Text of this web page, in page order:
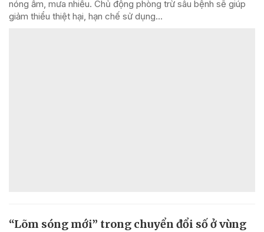
nóng ẩm, mưa nhiều. Chủ động phòng trừ sâu bệnh sẽ giúp
giảm thiểu thiệt hại, hạn chế sử dụng...
“Lõm sóng mới” trong chuyển đổi số ở vùng